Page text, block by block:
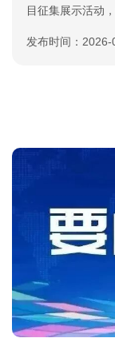
目征集展示活动
活动结果揭晓。
工程新闻宣传主
程HNTJ-5标段
新实践“公路+生
发布时间：2026-